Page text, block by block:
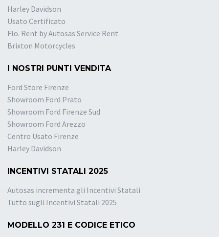
Harley Davidson
Usato Certificato
Flo. Rent by Autosas Service Rent
Brixton Motorcycles
I NOSTRI PUNTI VENDITA
Ford Store Firenze
Showroom Ford Prato
Showroom Ford Firenze Sud
Showroom Ford Arezzo
Centro Usato Firenze
Harley Davidson
INCENTIVI STATALI 2025
Autosas incrementa gli Incentivi Statali
Tutto sugli Incentivi Statali 2025
MODELLO 231 E CODICE ETICO